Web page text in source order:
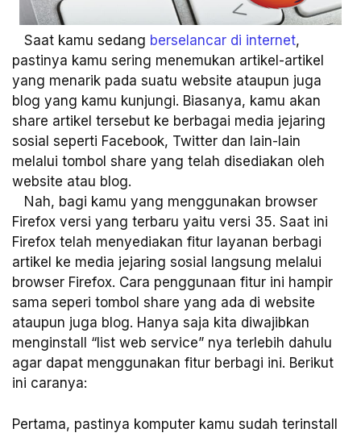
Saat kamu sedang berselancar di internet,
pastinya kamu sering menemukan artikel-artikel
yang menarik pada suatu website ataupun juga
blog yang kamu kunjungi. Biasanya, kamu akan
share artikel tersebut ke berbagai media jejaring
sosial seperti Facebook, Twitter dan lain-lain
melalui tombol share yang telah disediakan oleh
website atau blog.
Nah, bagi kamu yang menggunakan browser
Firefox versi yang terbaru yaitu versi 35. Saat ini
Firefox telah menyediakan fitur layanan berbagi
artikel ke media jejaring sosial langsung melalui
browser Firefox. Cara penggunaan fitur ini hampir
sama seperi tombol share yang ada di website
ataupun juga blog. Hanya saja kita diwajibkan
menginstall “list web service” nya terlebih dahulu
agar dapat menggunakan fitur berbagi ini. Berikut
ini caranya:
Pertama, pastinya komputer kamu sudah terinstall